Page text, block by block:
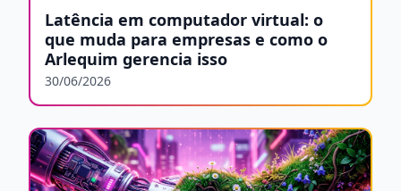
Latência em computador virtual: o
que muda para empresas e como o
Arlequim gerencia isso
30/06/2026